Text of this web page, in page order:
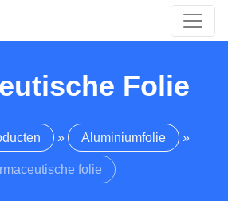
Folie
» Aluminiumfolie »
folie